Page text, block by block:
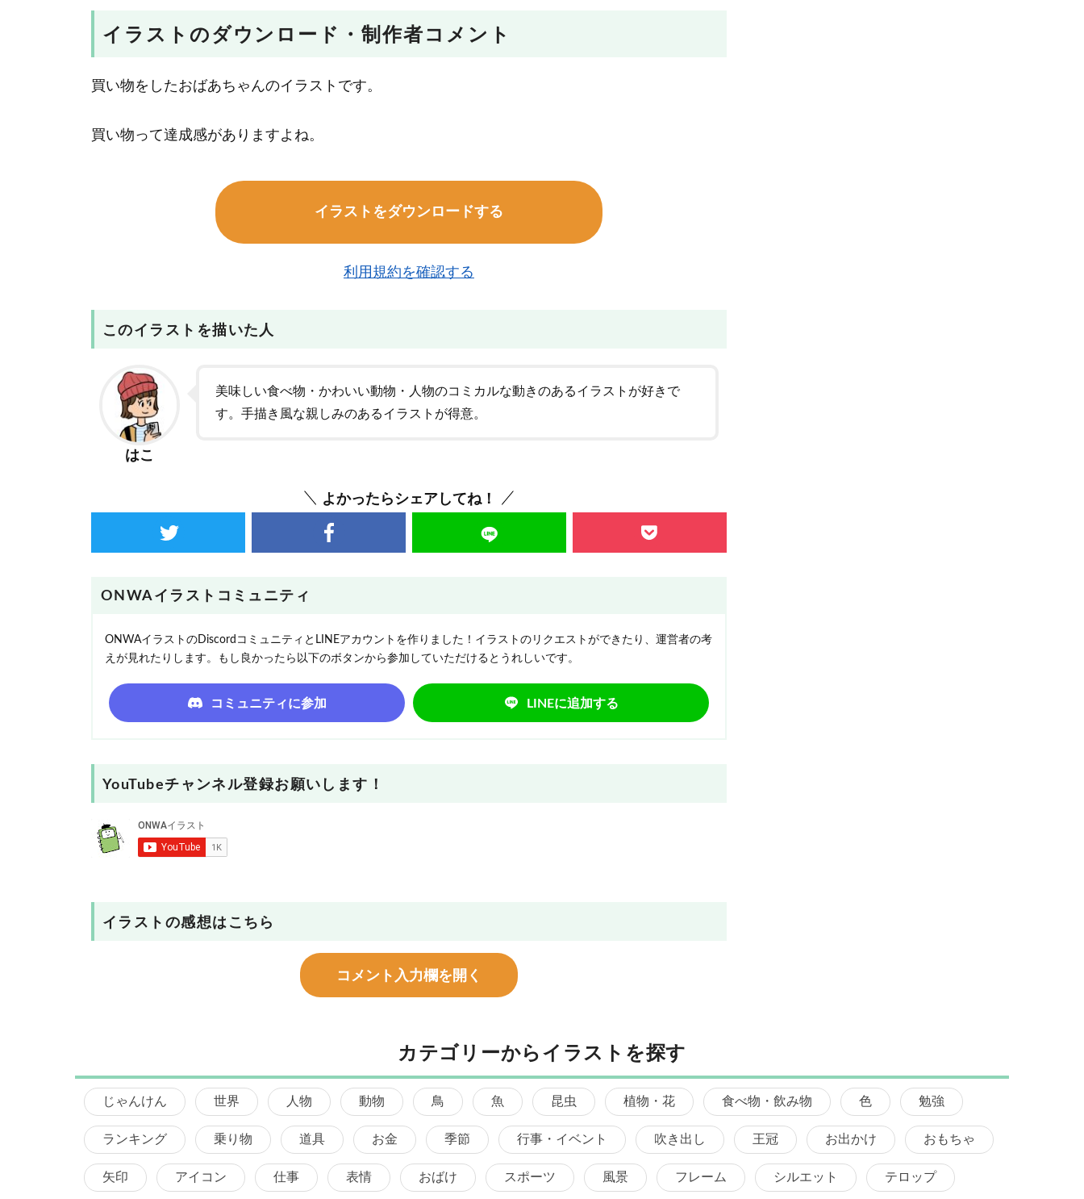
イラストのダウンロード・制作者コメント
買い物をしたおばあちゃんのイラストです。
買い物って達成感がありますよね。
イラストをダウンロードする
利用規約を確認する
このイラストを描いた人
はこ
美味しい食べ物・かわいい動物・人物のコミカルな動きのあるイラストが好きで
す。手描き風な親しみのあるイラストが得意。
よかったらシェアしてね！
ONWAイラストコミュニティ
ONWAイラストのDiscordコミュニティとLINEアカウントを作りました！イラストのリクエストができたり、運営者の考
えが見れたりします。もし良かったら以下のボタンから参加していただけるとうれしいです。
コミュニティに参加 LINEに追加する
YouTubeチャンネル登録お願いします！
イラストの感想はこちら
コメント入力欄を開く
カテゴリーからイラストを探す
じゃんけん 世界 人物 動物 鳥 魚 昆虫 植物・花 食べ物・飲み物 色 勉強
ランキング 乗り物 道具 お金 季節 行事・イベント 吹き出し 王冠 お出かけ おもちゃ
矢印 アイコン 仕事 表情 おばけ スポーツ 風景 フレーム シルエット テロップ